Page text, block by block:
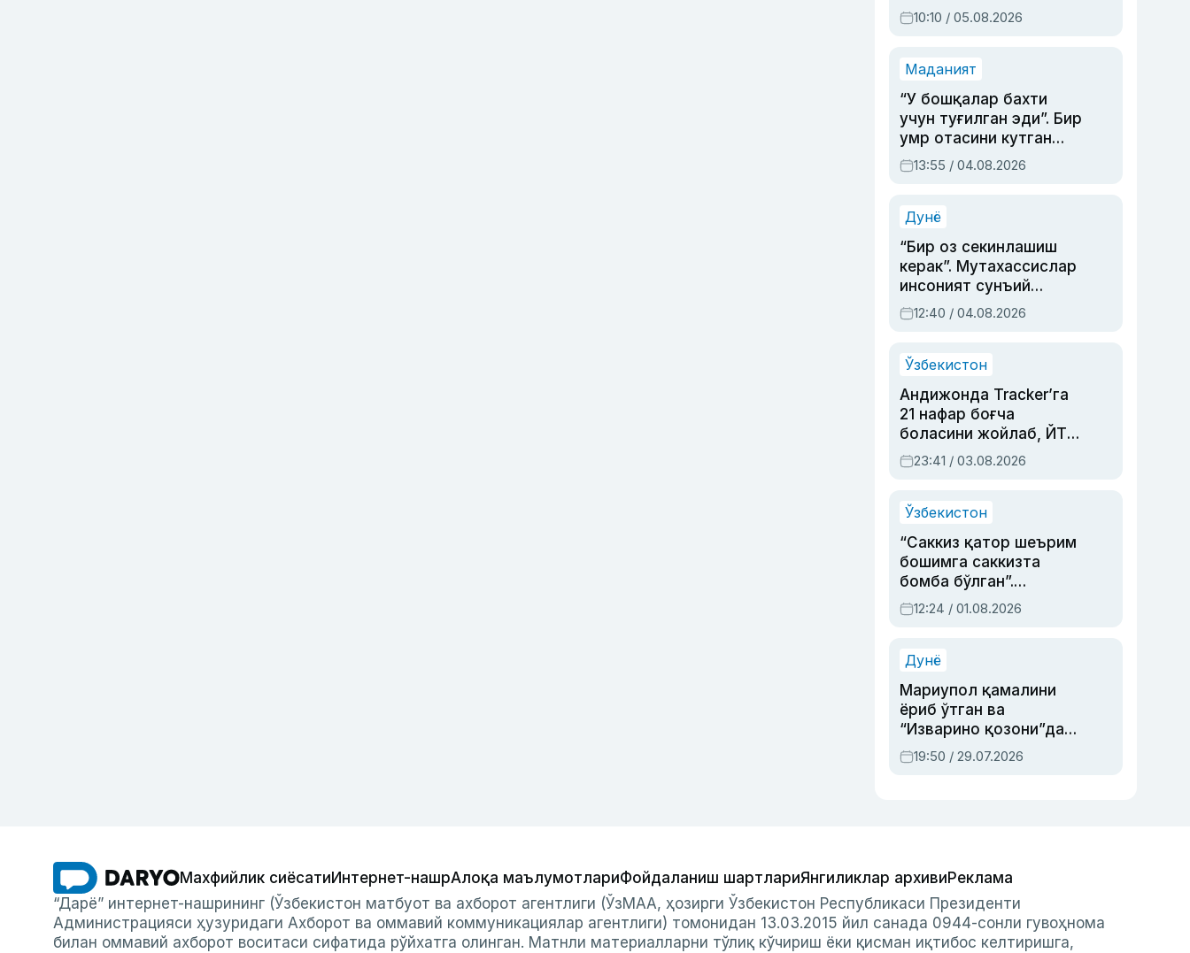
ҳукми ўқилди
10:10 / 05.08.2026
Маданият
“У бошқалар бахти
учун туғилган эди”. Бир
умр отасини кутган
актриса ва дубльяж
устаси Римма
синовларга тўла ҳаёти
13:55 / 04.08.2026
Дунё
“Бир оз секинлашиш
керак”. Мутахассислар
инсоният сунъий
интеллектни бошқара
олмай қолишидан
12:40 / 04.08.2026
Ўзбекистон
Андижонда Tracker’га
21 нафар боғча
боласини жойлаб, ЙТҲ
содир этган аёлга суд
ҳукми ўқилди
23:41 / 03.08.2026
Ўзбекистон
“Саккиз қатор шеърим
бошимга саккизта
бомба бўлган”.
Абдулла Ориповни
сиёсий айбловлардан
12:24 / 01.08.2026
Дунё
Мариупол қамалини
ёриб ўтган ва
“Изварино қозони”дан
чиққан қаҳрамон —
Украина армияси бош
19:50 / 29.07.2026
Махфийлик сиёсатиИнтернет-нашрАлоқа маълумотлариФойдаланиш шартлариЯнгиликлар архивиРеклама
“Дарё” интернет-нашрининг (Ўзбекистон матбуот ва ахборот агентлиги (ЎзМАА, ҳозирги Ўзбекистон Республикаси Президенти
Администрацияси ҳузуридаги Ахборот ва оммавий коммуникациялар агентлиги) томонидан 13.03.2015 йил санада 0944-сонли гувоҳнома
билан оммавий ахборот воситаси сифатида рўйхатга олинган. Матнли материалларни тўлиқ кўчириш ёки қисман иқтибос келтиришга,